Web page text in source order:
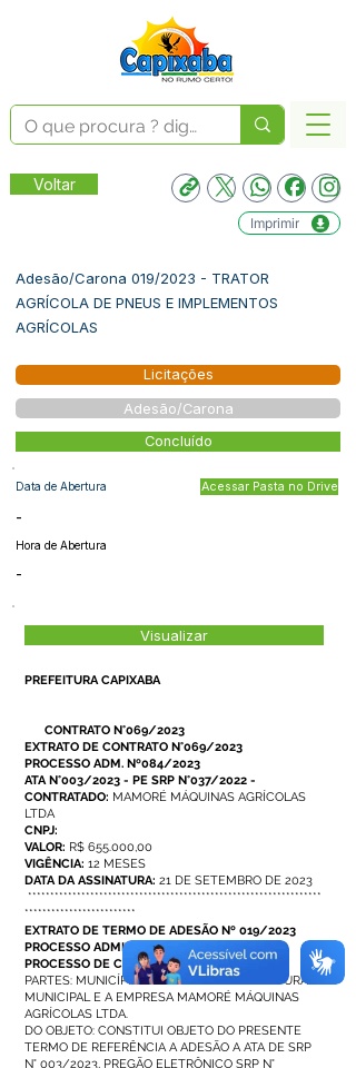
Voltar
Imprimir
Adesão/Carona 019/2023 - TRATOR
AGRÍCOLA DE PNEUS E IMPLEMENTOS
AGRÍCOLAS
Licitações
Adesão/Carona
Concluído
Data de Abertura
-
Hora de Abertura
Acessar Pasta no Drive
-
Visualizar
PREFEITURA CAPIXABA
CONTRATO N°069/2023
EXTRATO DE CONTRATO N°069/2023
PROCESSO ADM. Nº084/2023
ATA N°003/2023 - PE SRP N°037/2022 -
CONTRATADO: MAMORÉ MÁQUINAS AGRÍCOLAS
LTDA
CNPJ:
VALOR: R$ 655.000,00
VIGÊNCIA: 12 MESES
DATA DA ASSINATURA: 21 DE SETEMBRO DE 2023
******************************************************************
*************************
EXTRATO DE TERMO DE ADESÃO Nº 019/2023
PROCESSO ADMINISTRATIVO Nº 084.10.2023
PROCESSO DE CARONA Nº 019/2023
PARTES: MUNICÍPIO DE CAPIXABA - PREFEITURA
MUNICIPAL E A EMPRESA MAMORÉ MÁQUINAS
AGRÍCOLAS LTDA.
DO OBJETO: CONSTITUI OBJETO DO PRESENTE
TERMO DE REFERÊNCIA A ADESÃO A ATA DE SRP
N° 003/2023, PREGÃO ELETRÔNICO SRP N°